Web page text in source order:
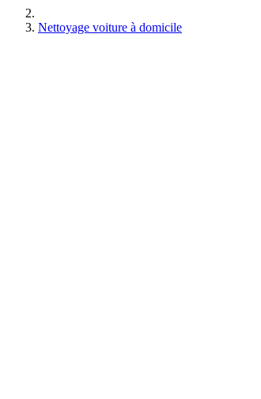
Nettoyage voiture à domicile